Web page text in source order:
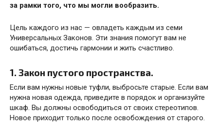
за рамки того, что мы могли вообразить.
Цель каждого из нас — овладеть каждым из семи
Универсальных Законов. Эти знания помогут вам не
ошибаться, достичь гармонии и жить счастливо.
1. Закон пустого пространства.
Если вам нужны новые туфли, выбросьте старые. Если вам
нужна новая одежда, приведите в порядок и организуйте
шкаф. Вы должны освободиться от своих стереотипов.
Новое приходит только после освобождения от старого.